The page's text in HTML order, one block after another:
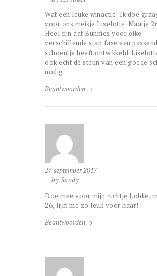
Wat een leuke winactie! Ik doe
voor ons meisje Liselotte. Maatje
Heel fijn dat Bunnies voor elke
verschillende stap fase een passend
schoentje heeft ontwikkeld.
ook echt de steun van een goede
nodig.
Beantwoorden
27 september 2017
by Sandy
Doe mee voor mijn nichtje Lobke,
26, lijkt me zo leuk voor haar!
Beantwoorden